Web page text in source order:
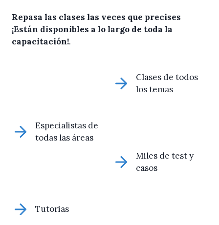
Repasa las clases las veces que precises
¡Están disponibles a lo largo de toda la
capacitación!.
Clases de todos
los temas
Especialistas de
todas las áreas
Miles de test y
casos
Tutorias